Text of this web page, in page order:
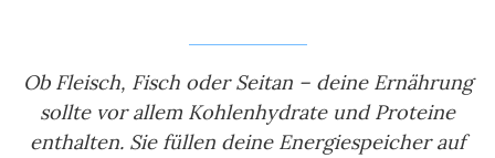
Ob Fleisch, Fisch oder Seitan – deine Ernährung
sollte vor allem Kohlenhydrate und Proteine
enthalten. Sie füllen deine Energiespeicher auf